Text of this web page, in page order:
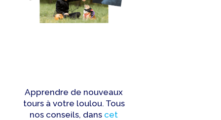
Apprendre de nouveaux
tours à votre loulou. Tous
nos conseils, dans cet